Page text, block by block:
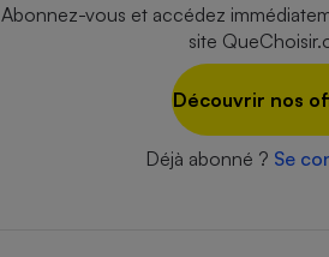
Abonnez-vous et accédez
site
Découvrir nos
Déjà abonné ? Se